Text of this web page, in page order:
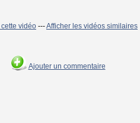
vidéo ---Afficher les vidéos similaires
Ajouter un commentaire